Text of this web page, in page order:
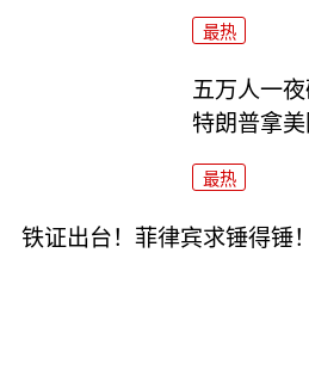
最热
五万人一夜
特朗普拿
最热
铁证出台！菲律宾求锤得锤